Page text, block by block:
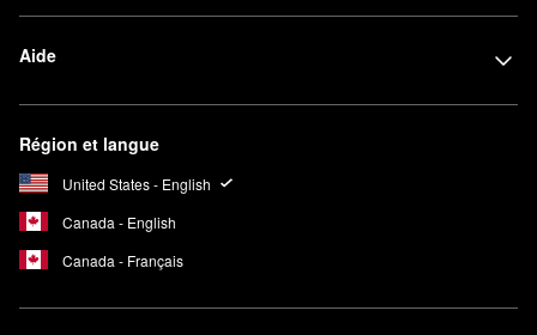
Aide
Région et langue
United States - English
Canada - English
Canada - Français